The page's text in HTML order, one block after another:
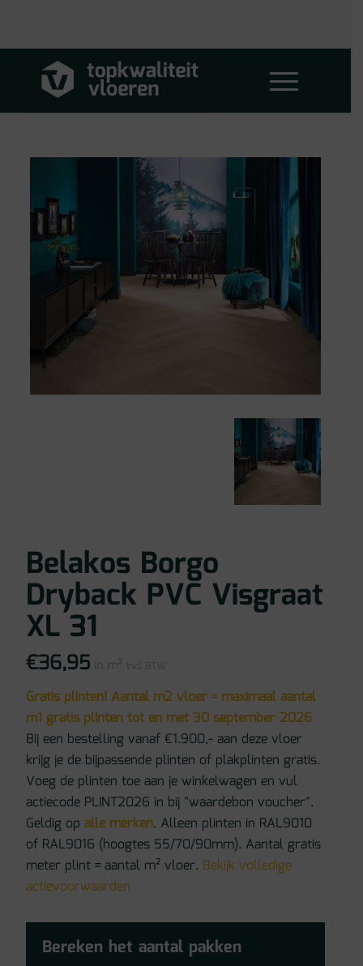
Belakos Borgo
Dryback PVC Visgraat
XL 31
€36,95
Gratis plinten! Aantal m2 vloer = maximaal aantal
m1 gratis plinten tot en met 30 september 2026
Bij een bestelling vanaf €1.900,- aan deze vloer
krijg je de bijpassende plinten of plakplinten gratis.
Voeg de plinten toe aan je winkelwagen en vul
actiecode PLINT2026 in bij "waardebon voucher".
Geldig opalle merken. Alleen plinten in RAL9010
of RAL9016 (hoogtes 55/70/90mm). Aantal gratis
meter plint = aantal m² vloer. Bekijk volledige
actievoorwaarden
Bereken het aantal pakken